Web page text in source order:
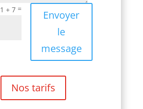
1 + 7=
Envoyer
le
message
Nos tarifs